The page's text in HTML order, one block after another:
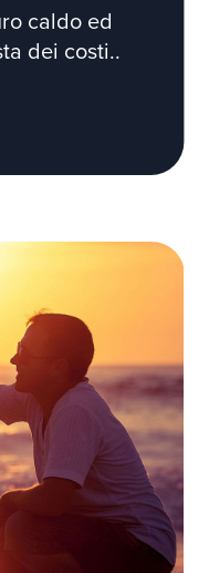
caldo ed
dei costi..